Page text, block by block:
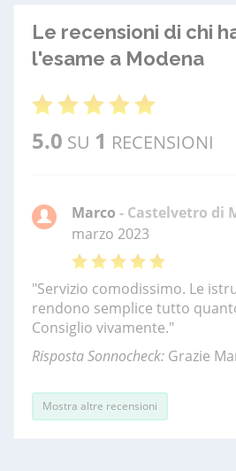
Le recensioni di chi
l'esame a Modena
5.0 SU 1 RECENSIONI
Marco - Castelvetro di
marzo 2023
"Servizio comodissimo. Le
rendono semplice tutto
Consiglio vivamente."
Risposta Sonnocheck: Grazie
Mostra altre recensioni